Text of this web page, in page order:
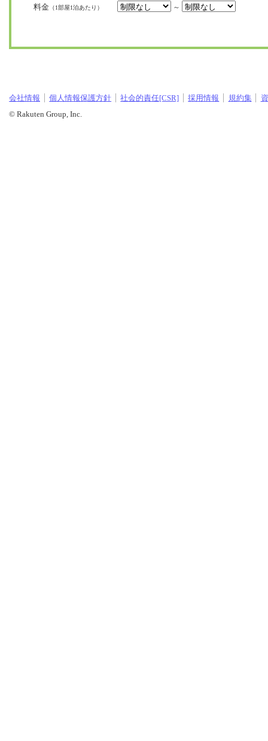
料金 （1部屋1泊あたり） ～
会社情報 個人情報保護方針 社会的責任[CSR] 採用情報 規約集
© Rakuten Group, Inc.